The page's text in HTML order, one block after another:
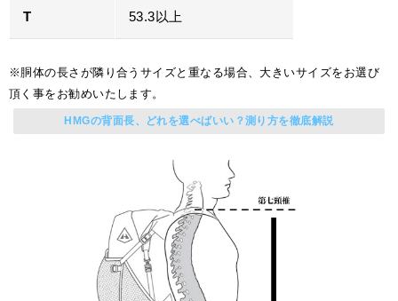
T 53.3以上
※胴体の長さが隣り合うサイズと重なる場合、大きいサイズをお選び
頂く事をお勧めいたします。
HMGの背面長、どれを選べばいい？測り方を徹底解説